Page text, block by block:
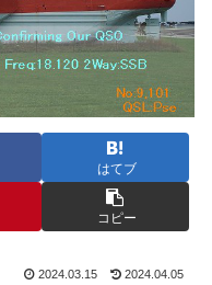
はてブ
コピー
2024.03.15 2024.04.05